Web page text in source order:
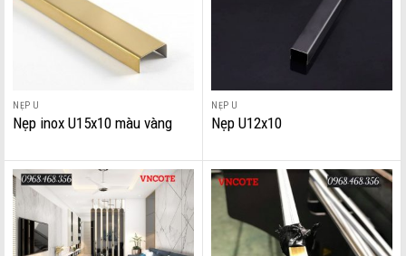
NẸP U
Nẹp inox U15x10 màu vàng
NẸP U
Nẹp U12x10